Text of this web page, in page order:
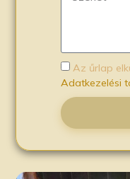
Az űrlap
Adatkezelési